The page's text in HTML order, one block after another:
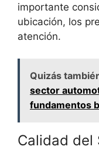
importante
ubicación, los
atención.
Quizás
sector
fundamentos
Calidad del